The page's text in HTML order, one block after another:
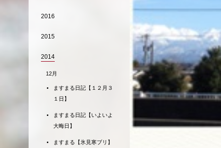
2016
2015
2014
12月
ますまる日記【１２月３
１日】
ますまる日記【いよいよ
大晦日】
ますまる【氷見寒ブリ】